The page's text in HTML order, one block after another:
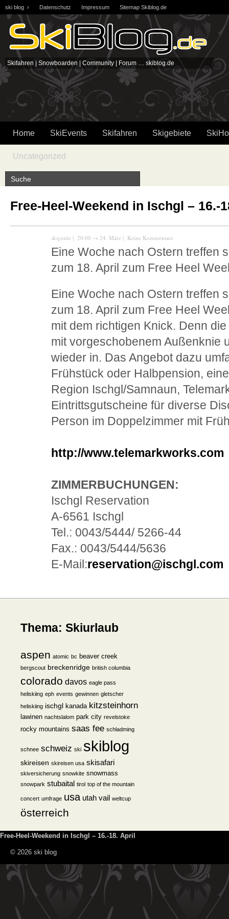
ski blog › Datenschutz Impressum Sitemap Skiblog.de
Skifahren | Snowboarden | Community | Forum … skiblog.de
Home SkiEvents Skifahren Skigebiete
Uncategorized
Free-Heel-Weekend in Ischgl – 16.-
skiguide | 20:00 → 24. März | Keine Kommentare
Eine Woche nach Ostern treffen
zum 18. April zum Free Heel
Eine Woche nach Ostern treffen
zum 18. April zum Free Heel
mit dem richtigen Knick. Denn
mit vorgeschobenem Außenknie
wieder in. Das Angebot dazu
Frühstück oder Halbpension,
Region Ischgl/Samnaun,
Eintrittsgutscheine für diverse
Person im Doppelzimmer mit
http://www.telemarkworks.com
ZIMMERBUCHUNGEN:
Ischgl Reservation
A-6561 Ischgl
Tel.: 0043/5444/ 5266-44
Fax.: 0043/5444/5636
E-Mail:reservation@ischgl.com
Thema: Skiurlaub
aspen atomic bc beaver creek
bergscout breckenridge british columbia
colorado davos eagle pass
heliskiing eph events gewinnen gletscher
heliskiing ischgl kanada kitzsteinhorn
lawinen nachtslalom park city revelstoke
rocky mountains saas fee schladming
schnee schweiz ski skiblog
skireisen skireisen usa skisafari
skiversicherung snowkite snowmass
snowpark stubaital tirol top of the mountain
concert umfrage usa utah vail weltcup
österreich
Free-Heel-Weekend in Ischgl – 16.-18. April
© 2026 ski blog